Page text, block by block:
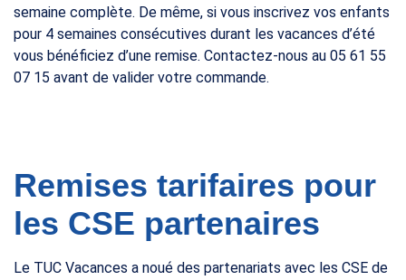
semaine complète. De même, si vous inscrivez vos enfants
pour 4 semaines consécutives durant les vacances d’été
vous bénéficiez d’une remise. Contactez-nous au 05 61 55
07 15 avant de valider votre commande.
Remises tarifaires pour
les CSE partenaires
Le TUC Vacances a noué des partenariats avec les CSE de